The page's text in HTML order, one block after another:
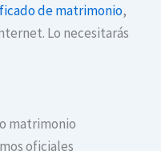
de matrimonio,
Lo necesitarás
matrimonio
oficiales